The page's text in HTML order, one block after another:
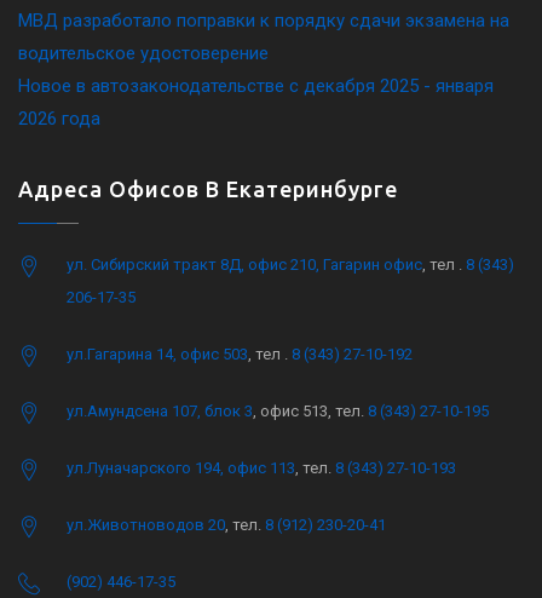
МВД разработало поправки к порядку сдачи экзамена на
водительское удостоверение
Новое в автозаконодательстве с декабря 2025 - января
2026 года
Адреса Офисов В Екатеринбурге
ул. Сибирский тракт 8Д, офис 210, Гагарин офис , тел . 8 (343)
206-17-35
ул.Гагарина 14, офис 503 , тел . 8 (343) 27-10-192
ул.Амундсена 107, блок 3 , офис 513, тел. 8 (343) 27-10-195
ул.Луначарского 194, офис 113 , тел. 8 (343) 27-10-193
ул.Животноводов 20 , тел. 8 (912) 230-20-41
(902) 446-17-35